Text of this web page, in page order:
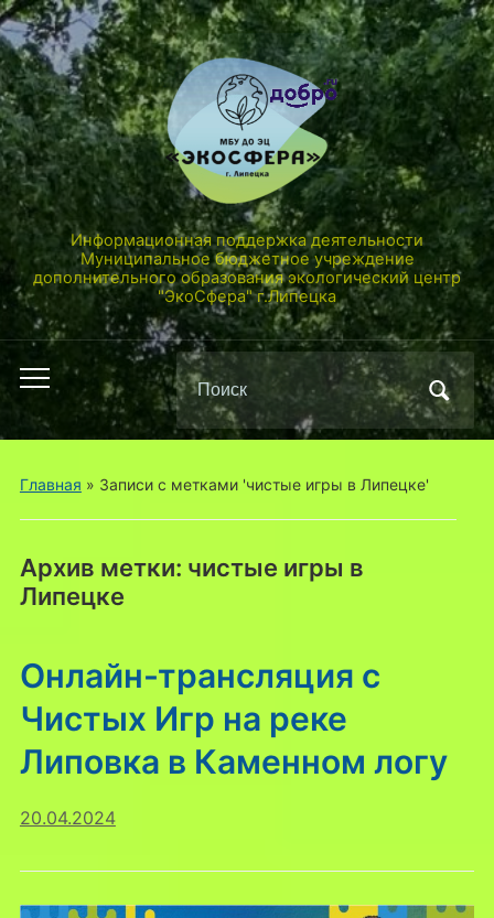
Информационная поддержка деятельности
Муниципальное бюджетное учреждение
дополнительного образования экологический центр
"ЭкоСфера" г.Липецка
Переключить
мобильное
меню
Поиск
по:
Главная » Записи с метками 'чистые игры в Липецке'
Архив метки: чистые игры в
Липецке
Онлайн-трансляция с
Чистых Игр на реке
Липовка в Каменном логу
20.04.2024